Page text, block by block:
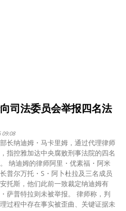
司法委员会举报四名法
09:08
长纳迪姆・马卡里姆，通过代理律师
指控雅加达中央腐败刑事法院的四名
普尔万托・S・阿卜杜拉及三名成员
托斯，他们此前一致裁定纳迪姆有
拉则未被举报。 律师称，判
过程中存在事实被歪曲、关键证据未